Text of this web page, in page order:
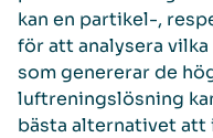
kan en partikel-,
för att analysera
som genererar de
luftreningslösning
bästa alternativet att